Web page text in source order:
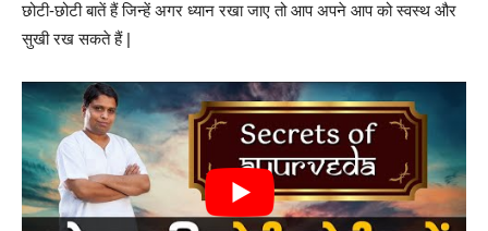
छोटी-छोटी बातें हैं जिन्हें अगर ध्यान रखा जाए तो आप अपने आप को स्वस्थ और
सुखी रख सकते हैं |